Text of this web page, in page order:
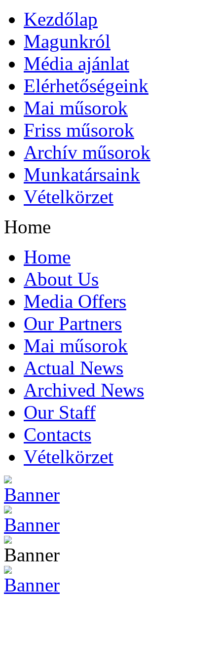
Kezdőlap
Magunkról
Média ajánlat
Elérhetőségeink
Mai műsorok
Friss műsorok
Archív műsorok
Munkatársaink
Vételkörzet
Home
Home
About Us
Media Offers
Our Partners
Mai műsorok
Actual News
Archived News
Our Staff
Contacts
Vételkörzet